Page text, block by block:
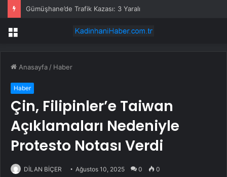
Gümüşhane’de Trafik Kazası: 3 Yaralı
Menü
Anasayfa / Haber
Haber
Çin, Filipinler’e Taiwan
Açıklamaları Nedeniyle
Protesto Notası Verdi
DİLAN BİÇER Ağustos 10, 2025 0 0